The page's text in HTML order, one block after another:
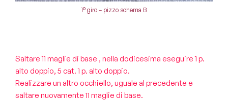
1° giro – pizzo schema B
Saltare 11 maglie di base , nella dodicesima eseguire 1 p.
alto doppio, 5 cat. 1 p. alto doppio.
Realizzare un altro occhiello, uguale al precedente e
saltare nuovamente 11 maglie di base.